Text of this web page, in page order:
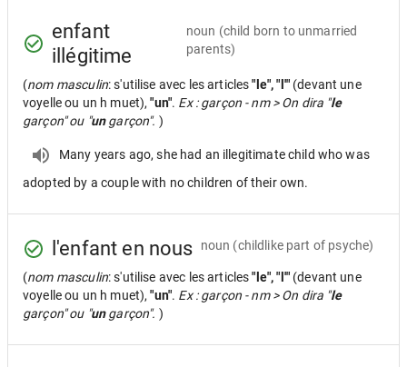
enfant
illégitime
noun (child born to unmarried
parents)
(nom masculin: s'utilise avec les articles"le", "l'" (devant une
voyelle ou un h muet),"un". Ex : garçon - nm > On dira "le
garçon" ou "ungarçon". )
Many years ago, she had an illegitimate child who was
adopted by a couple with no children of their own.
l'enfant en nous noun (childlike part of psyche)
(nom masculin: s'utilise avec les articles"le", "l'" (devant une
voyelle ou un h muet),"un". Ex : garçon - nm > On dira "le
garçon" ou "ungarçon". )